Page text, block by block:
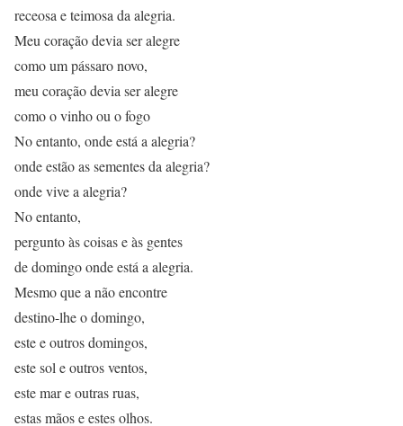
receosa e teimosa da alegria.
Meu coração devia ser alegre
como um pássaro novo,
meu coração devia ser alegre
como o vinho ou o fogo
No entanto, onde está a alegria?
onde estão as sementes da alegria?
onde vive a alegria?
No entanto,
pergunto às coisas e às gentes
de domingo onde está a alegria.
Mesmo que a não encontre
destino-lhe o domingo,
este e outros domingos,
este sol e outros ventos,
este mar e outras ruas,
estas mãos e estes olhos.